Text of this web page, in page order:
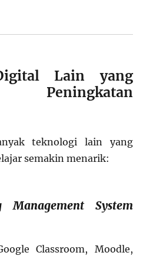
Lain yang
Peningkatan
teknologi lain yang
semakin menarik:
Management System
Classroom, Moodle,